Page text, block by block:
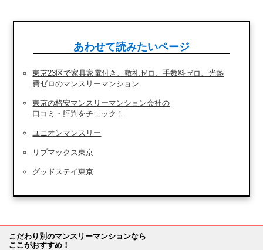
あわせて読みたいページ
東京23区で家具家電付き、敷礼ゼロ、手数料ゼロ、光熱
費ゼロのマンスリーマンション
東京の格安マンスリーマンション会社の
口コミ・評判をチェック！
ユニオンマンスリー
リブマックス東京
グッドステイ東京
こだわり別のマンスリーマンションなら
ここがおすすめ！